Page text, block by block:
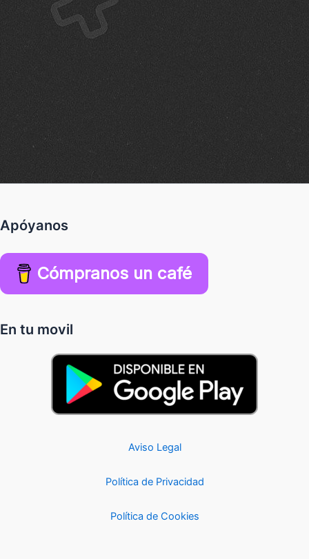
Apóyanos
Cómpranos un café
En tu movil
Aviso Legal
Política de Privacidad
Política de Cookies